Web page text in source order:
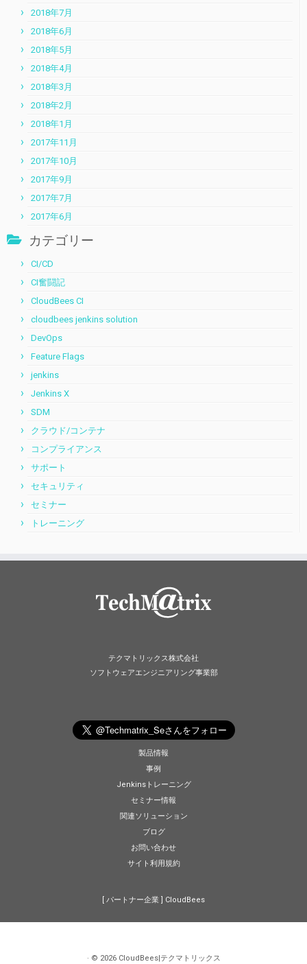
2018年7月
2018年6月
2018年5月
2018年4月
2018年3月
2018年2月
2018年1月
2017年11月
2017年10月
2017年9月
2017年7月
2017年6月
カテゴリー
CI/CD
CI奮闘記
CloudBees CI
cloudbees jenkins solution
DevOps
Feature Flags
jenkins
Jenkins X
SDM
クラウド/コンテナ
コンプライアンス
サポート
セキュリティ
セミナー
トレーニング
テクマトリックス株式会社
ソフトウェアエンジニアリング事業部
製品情報
事例
Jenkinsトレーニング
セミナー情報
関連ソリューション
ブログ
お問い合わせ
サイト利用規約
[ パートナー企業 ] CloudBees
· © 2026 CloudBees|テクマトリックス